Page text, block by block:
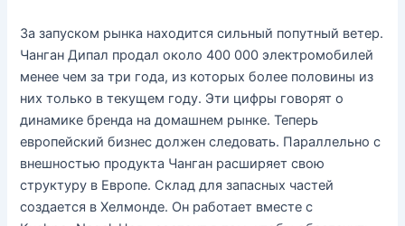
За запуском рынка находится сильный попутный ветер.
Чанган Дипал продал около 400 000 электромобилей
менее чем за три года, из которых более половины из
них только в текущем году. Эти цифры говорят о
динамике бренда на домашнем рынке. Теперь
европейский бизнес должен следовать. Параллельно с
внешностью продукта Чанган расширяет свою
структуру в Европе. Склад для запасных частей
создается в Хелмонде. Он работает вместе с